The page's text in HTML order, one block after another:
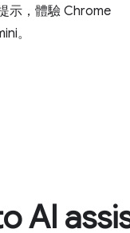
示，體驗 Chrome
。